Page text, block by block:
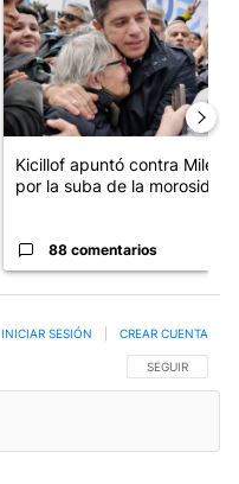
Kicillof apuntó contra Milei
por la suba de la morosida...
88 comentarios
SIGA ESTA
SEGUIR
INICIAR SESIÓN CREAR CUENTA